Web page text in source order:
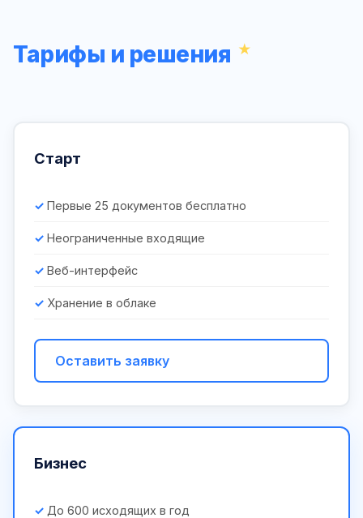
Тарифы и решения
Старт
Первые 25 документов бесплатно
Неограниченные входящие
Веб-интерфейс
Хранение в облаке
Оставить заявку
Бизнес
До 600 исходящих в год